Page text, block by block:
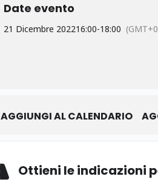
Date evento
21 Dicembre 202216:00-18:00
AGGIUNGI AL CALENDARIO
Ottieni le indicazioni